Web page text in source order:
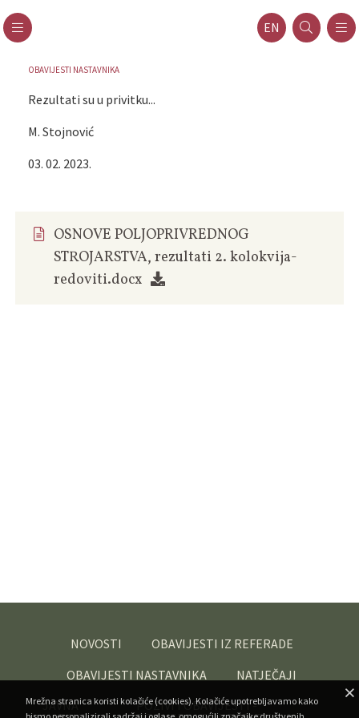
EN
OBAVIJESTI NASTAVNIKA
Rezultati su u privitku...
M. Stojnović
03. 02. 2023.
OSNOVE POLJOPRIVREDNOG
STROJARSTVA, rezultati 2. kolokvija-
redoviti.docx
NOVOSTI
OBAVIJESTI IZ REFERADE
OBAVIJESTI NASTAVNIKA
NATJEČAJI
JAVNA
POZIVI I OBAVIJESTI -
Mrežna stranica koristi kolačiće (cookies). Kolačiće upotrebljavamo kako